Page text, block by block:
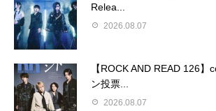
Relea...
2026.08.07
【ROCK AND READ 126
ン投票...
2026.08.07